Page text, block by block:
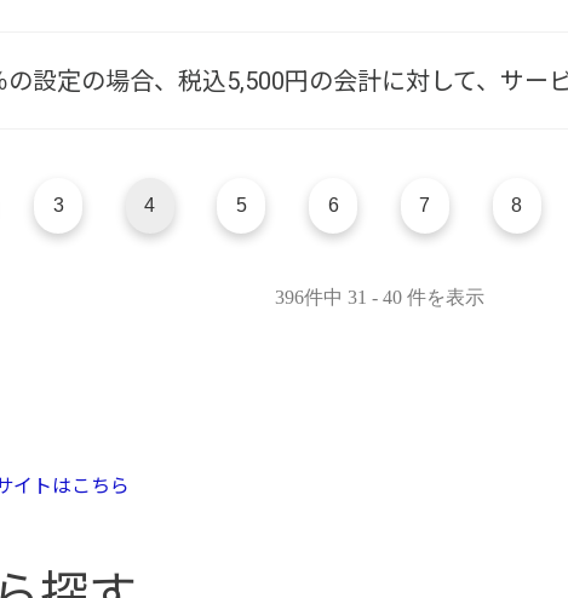
設定の場合、税込5,500円の会計に対して、サー
396件中 31 - 40 件を表示
3 4 5 6 7 8